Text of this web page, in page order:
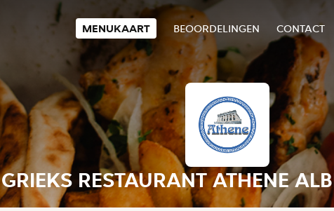
MENUKAART BEOORDELINGEN CONTACT
GRIEKS RESTAURANT ATHENE